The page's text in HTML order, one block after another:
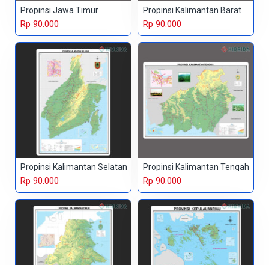
Propinsi Jawa Timur
Rp 90.000
Propinsi Kalimantan Barat
Rp 90.000
Propinsi Kalimantan Selatan
Rp 90.000
Propinsi Kalimantan Tengah
Rp 90.000